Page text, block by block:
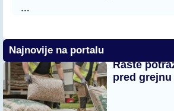
…
Najnovije na portalu
Raste
pred